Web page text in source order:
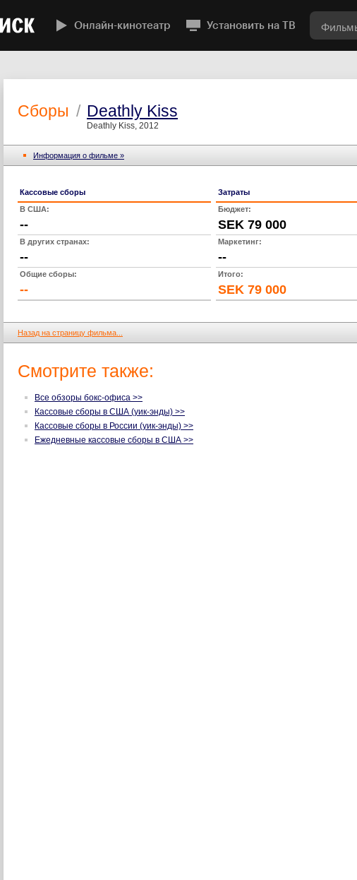
Онлайн-кинотеатр Установить на ТВ
Сборы / Deathly Kiss
Deathly Kiss, 2012
Информация о фильме »
Кассовые сборы
В США:
--
В других странах:
--
Общие сборы:
--
Затраты
Бюджет:
SEK 79 000
Маркетинг:
--
Итого:
SEK 79 000
Назад на страницу фильма...
Смотрите также:
Все обзоры бокс-офиса >>
Кассовые сборы в США (уик-энды) >>
Кассовые сборы в России (уик-энды) >>
Ежедневные кассовые сборы в США >>